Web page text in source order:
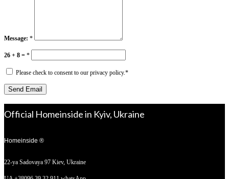
Message: *
26 + 8 = *
Please check to consent to our privacy policy.*
Official Homeinside in Kyiv, Ukraine
Homeinside ®
22-ya Sadovaya 97 Kiev, Ukraine